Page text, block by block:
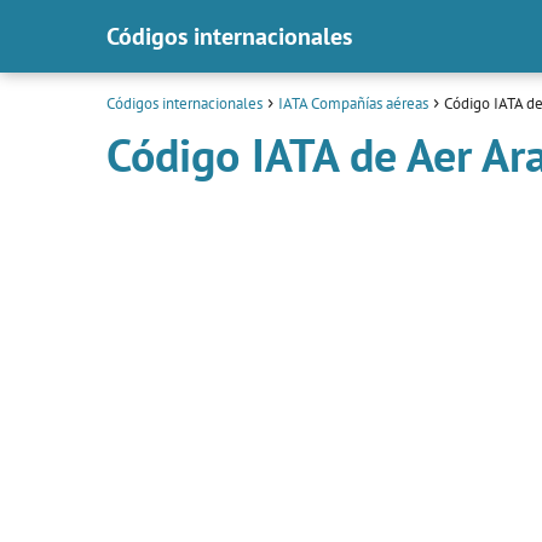
Códigos internacionales
Códigos internacionales IATA Compañías aéreas Código IATA
Código IATA de Aer